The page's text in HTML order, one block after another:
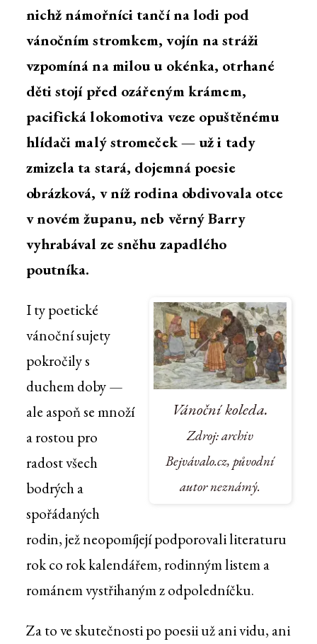
nichž námořníci tančí na lodi pod
vánočním stromkem, vojín na stráži
vzpomíná na milou u okénka, otrhané
děti stojí před ozářeným krámem,
pacifická lokomotiva veze opuštěnému
hlídači malý stromeček — už i tady
zmizela ta stará, dojemná poesie
obrázková, v níž rodina obdivovala otce
v novém županu, neb věrný Barry
vyhrabával ze sněhu zapadlého
poutníka.
Vánoční koleda.
Zdroj: archiv
Bejvávalo.cz, původní
autor neznámý.
I ty poetické
vánoční sujety
pokročily s
duchem doby —
ale aspoň se množí
a rostou pro
radost všech
bodrých a
spořádaných
rodin, jež neopomíjejí podporovali literaturu
rok co rok kalendářem, rodinným listem a
románem vystřihaným z odpoledníčku.
Za to ve skutečnosti po poesii už ani vidu, ani